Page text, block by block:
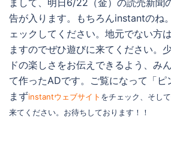
まして、明日6/22（金）の読売新聞
告が入ります。もちろんinstantのね
ェックしてください。地元でない方
ますのでぜひ遊びに来てください。
ドの楽しさをお伝えできるよう、み
て作ったADです。ご覧になって「ピ
まずinstantウェブサイト をチェック、そし
来てください。お待ちしております！！